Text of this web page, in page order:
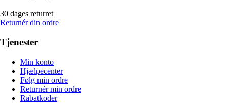
30 dages returret
Returnér din ordre
Tjenester
Min konto
Hjælpecenter
Følg min ordre
Returnér min ordre
Rabatkoder